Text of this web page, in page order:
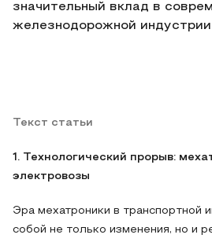
значительный вклад в
железнодорожной
Текст статьи
1. Технологический прорыв:
электровозы
Эра мехатроники в транспортной
собой не только изменения, но и